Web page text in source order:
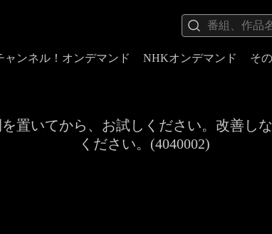
ャンネル！オンデマンド NHKオンデマンド そ
置いてから、お試しください。改善し
ください。(4040002)